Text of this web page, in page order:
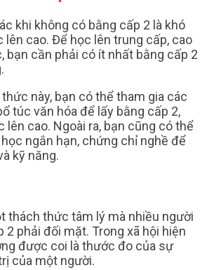
khi không có bằng cấp 2 là khó
lên cao. Để học lên trung cấp, cao
bạn cần phải có ít nhất bằng cấp 2
này, bạn có thể tham gia các
túc văn hóa để lấy bằng cấp 2,
lên cao. Ngoài ra, bạn cũng có thể
ngắn hạn, chứng chỉ nghề để
kỹ năng.
thách thức tâm lý mà nhiều người
2 phải đối mặt. Trong xã hội hiện
được coi là thước đo của sự
của một người.